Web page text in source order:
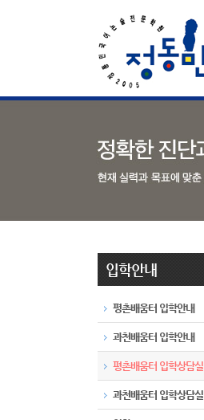
입학안내
평촌배움터 입학안내
과천배움터 입학안내
평촌배움터 입학상담실
과천배움터 입학상담실